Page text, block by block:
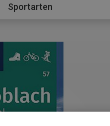
Sportarten